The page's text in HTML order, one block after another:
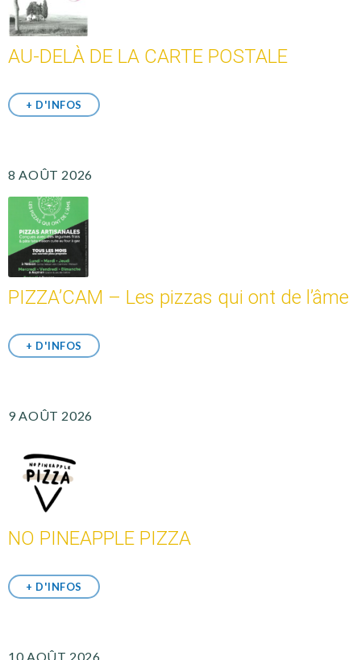
AU-DELÀ DE LA CARTE POSTALE
+ D'INFOS
8 AOÛT 2026
PIZZA’CAM – Les pizzas qui ont de l’âme
+ D'INFOS
9 AOÛT 2026
NO PINEAPPLE PIZZA
+ D'INFOS
10 AOÛT 2026